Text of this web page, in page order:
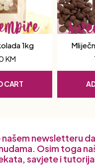
1kg
KM
CART
našem newsletteru
Osim toga
savjete i